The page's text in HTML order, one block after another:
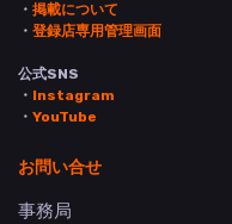
・ 掲載について
・ 登録店専用管理画面
公式SNS
・ Instagram
・ YouTube
お問い合せ
事務局